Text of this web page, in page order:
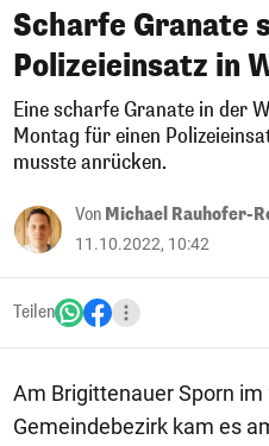
Scharfe Granate
Polizeieinsatz in
Eine scharfe Granate in der
Montag für einen
musste anrücken.
Von Michael Rauhofer-
11.10.2022, 10:42
Teilen
Am Brigittenauer Sporn im
Gemeindebezirk kam es